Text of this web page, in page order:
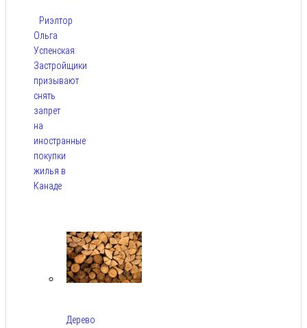
Риэлтор
Ольга
Успенская:
Застройщики
призывают
снять
запрет
на
иностранные
покупки
жилья в
Канаде
Дерево